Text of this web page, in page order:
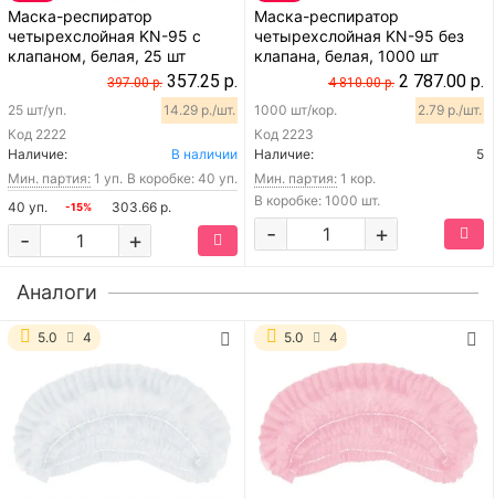
Маска-респиратор
четырехслойная KN-95 с
клапаном, белая, 25 шт
397.00 р. 357.25 р.
Код 2222
25 шт/уп. 14.29 р./шт.
Наличие:
В наличии
Мин. партия: 1 уп. В коробке: 40 уп.
40 уп.
-15% 303.66 р.
+
-
Маска-респиратор
четырехслойная KN-95 без
клапана, белая, 1000 шт
4 810.00 р. 2 787.00 р.
Код 2223
1000 шт/кор. 2.79 р./шт.
Наличие:
5
Мин. партия: 1 кор.
В коробке: 1000 шт.
+
-
Аналоги
5.0 4 5.0 4